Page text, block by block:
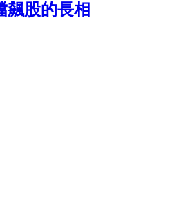
飆股的長相